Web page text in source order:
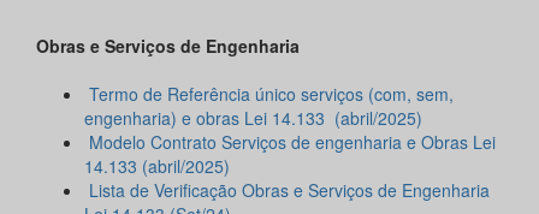
Obras e Serviços de Engenharia
Termo de Referência único serviços (com, sem,
engenharia) e obras Lei 14.133 (abril/2025)
Modelo Contrato Serviços de engenharia e Obras Lei
14.133 (abril/2025)
Lista de Verificação Obras e Serviços de Engenharia